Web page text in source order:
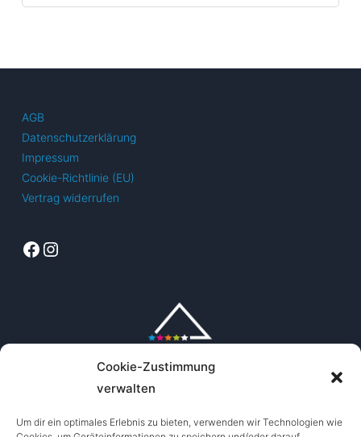
Cookie-Zustimmung
verwalten
Um dir ein optimales Erlebnis zu bieten, verwenden wir Technologien wie
AGB
Datenschutzerklärung
Impressum
Cookie-Richtlinie (EU)
Vertrag widerrufen
Facebook
Instagram